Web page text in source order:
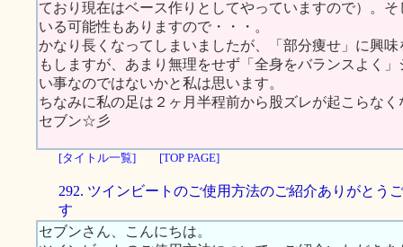
ており現在はベース作りとしてやっていますので）。
いる可能性もありますので・・・。
かなり長くなってしまいましたが、「部分痩せ」に興
もしますが、あまり無理をせず「全身をバランスよく
い事なのではないかと私は思います。
ちなみに私の足は２ヶ月半程前から股ズレが起こらな
セブン☆彡
[タイトル一覧] [TOP PAGE]
292. ツインビートのご使用方法のご紹介ありがとう
す
セブンさん、こんにちは。